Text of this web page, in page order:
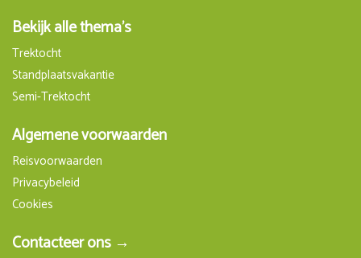
Bekijk alle thema's
Trektocht
Standplaatsvakantie
Semi-Trektocht
Algemene voorwaarden
Reisvoorwaarden
Privacybeleid
Cookies
Contacteer ons →